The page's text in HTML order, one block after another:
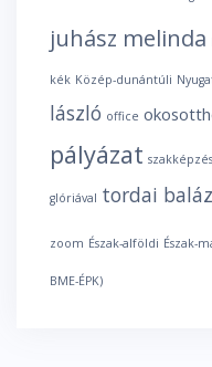
juhász melinda
kék Közép-dunántúli
lászló office
pályázat szakképzés
glóriával tordai
zoom Észak-alföldi Észak-
BME-ÉPK)